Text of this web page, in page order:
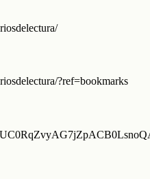
?ref=bookmarks